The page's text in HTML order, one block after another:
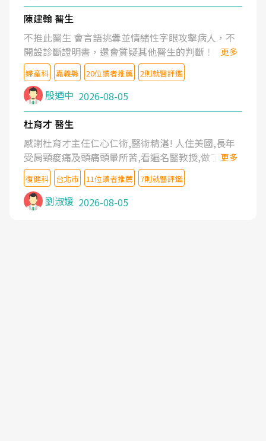
陳建翰 醫生
不推此醫生 會言語挑釁並情緒性字眼攻擊病人，不
開設診斷證明書，還會質疑其他醫生的判斷！
更多
婦產科 嘉義縣 20位讀者推薦 2則就醫評鑑
殷迺中 2026-08-05
杜育才 醫生
感謝杜育才主任仁心仁術,醫術精湛! 人住美國,長年
受肩頸痠痛及頭痛頭暈所苦,看遍名醫教授,做了各種
檢查,也嘗試過西醫打針,中醫針灸及物理徒手治療都
沒有用,後來連吃到嗎啡類止痛藥都效果有限,只是壓
症狀,沒多久就痛起來,多年失眠嚴重影響生活品質.
台灣親友介紹忠孝醫院杜育才主任是頸頭症候群專
更多
復健科 台北市 11位讀者推薦 7則就醫評鑑
劉淑媛 2026-08-05